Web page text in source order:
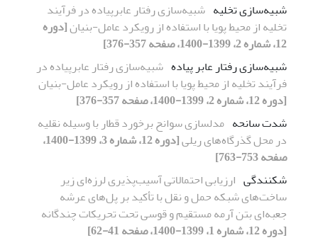
شبیه‌سازی تخلیه شبیه‌سازی رفتار عابرپیاده در فرآیند
تخلیه از محیط پویا با استفاده از رویکرد عامل‌-بنیان[دوره
12، شماره 2، 1399-1400، صفحه 357-376]
شبیه‌سازی رفتار عابر پیاده شبیه‌سازی رفتار عابرپیاده در
فرآیند تخلیه از محیط پویا با استفاده از رویکرد عامل‌-بنیان
[دوره 12، شماره 2، 1399-1400، صفحه 357-376]
شدت سانحه مدلسازی سوانح برخورد قطار با وسیله نقلیه
در محل گذرگاه‌های ریلی
[دوره 12، شماره 3، 1399-1400،
صفحه 753-763]
شکنندگی ارزیابی احتمالاتی آسیب‌پذیری لرزه‌ای زیر
ساخت‌های شبکه حمل و نقل با تأکید بر پل‌های عرشه
جعبه‌ای بتن آرمه مستقیم و قوسی تحت تحریکات چندگانه
[دوره 12، شماره 1، 1399-1400، صفحه 41-62]